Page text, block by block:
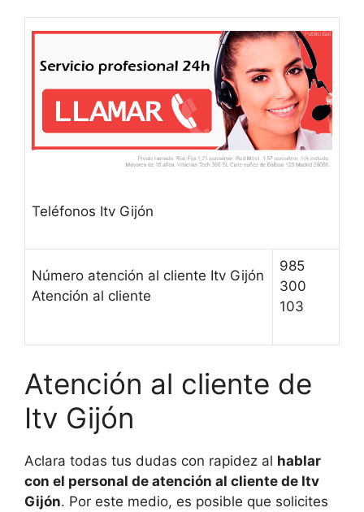
Teléfonos Itv Gijón
Número atención al cliente Itv Gijón
Atención al cliente
985
300
103
Atención al cliente de
Itv Gijón
Aclara todas tus dudas con rapidez al hablar
con el personal de atención al cliente de Itv
Gijón. Por este medio, es posible que solicites